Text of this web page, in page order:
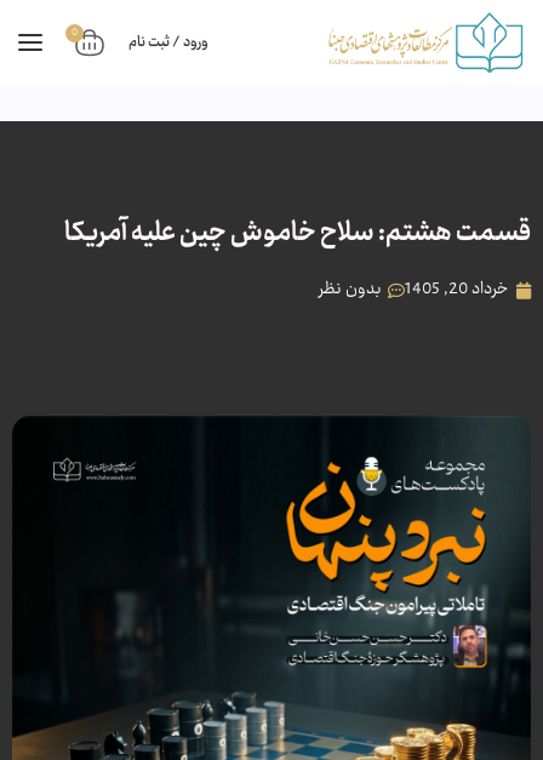
ورود / ثبت نام 0
قسمت هشتم: سلاح خاموش چین علیه آمریکا
خرداد 20, 1405 بدون نظر